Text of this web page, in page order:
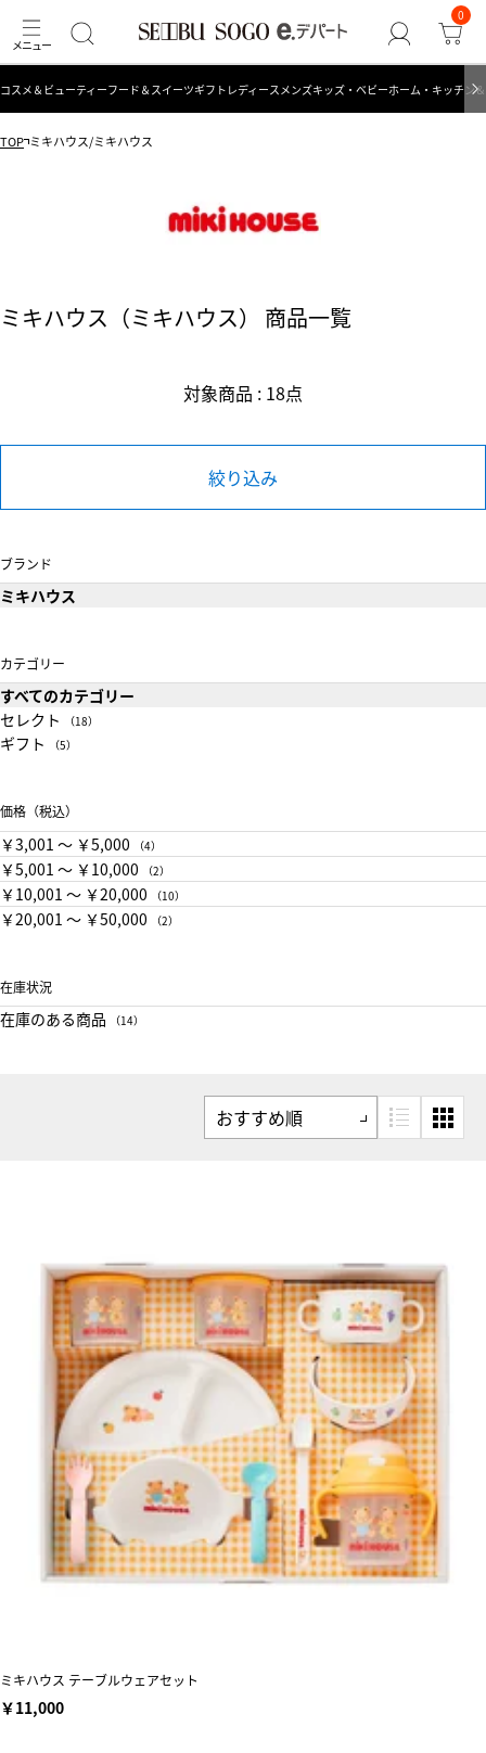
0
コスメ＆ビューティーフード＆スイーツギフト レディース メンズキッズ・ベビーホーム・キッチン
TOP ミキハウス/ミキハウス
ミキハウス（ミキハウス） 商品一覧
対象商品 : 18点
絞り込み
ブランド
ミキハウス
カテゴリー
すべてのカテゴリー
セレクト
（18）
ギフト （5）
価格（税込）
￥3,001 〜 ￥5,000 （4）
￥5,001 〜 ￥10,000 （2）
￥10,001 〜 ￥20,000 （10）
￥20,001 〜 ￥50,000 （2）
在庫状況
在庫のある商品 （14）
ミキハウス テーブルウェアセット
￥11,000